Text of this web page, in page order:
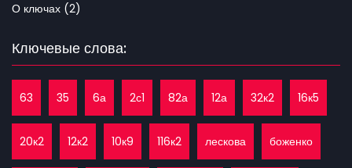
О ключах (2)
Ключевые слова:
63 35 6а 2с1 82а 12а 32к2 16к5
20к2 12к2 10к9 116к2 лескова боженко